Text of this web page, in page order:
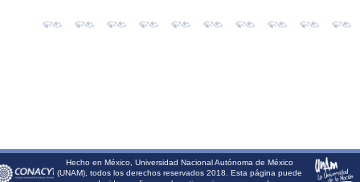
Hecho en México, Universidad Nacional Autónoma de México
(UNAM), todos los derechos reservados 2018. Esta página puede